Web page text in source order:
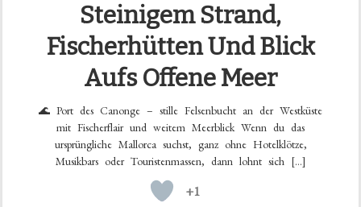
Steinigem Strand,
Fischerhütten Und Blick
Aufs Offene Meer
🌊 Port des Canonge – stille Felsenbucht an der Westküste
mit Fischerflair und weitem Meerblick Wenn du das
ursprüngliche Mallorca suchst, ganz ohne Hotelklötze,
Musikbars oder Touristenmassen, dann lohnt sich […]
+1